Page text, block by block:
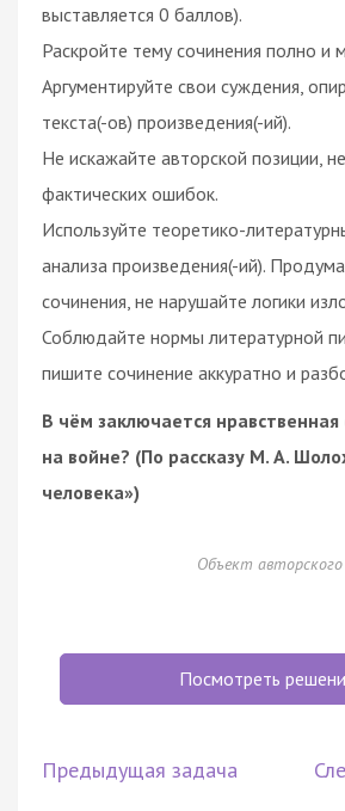
выставляется 0 баллов).
Раскройте тему сочинения полно и
Аргументируйте свои суждения,
текста(-ов) произведения(-ий).
Не искажайте авторской позиции,
фактических ошибок.
Используйте теоретико-
анализа произведения(-ий).
сочинения, не нарушайте логики
Соблюдайте нормы литературной
пишите сочинение аккуратно и
В чём заключается нравственная
на войне? (По рассказу М. А.
человека»)
Объект
Посмотреть
Предыдущая задача